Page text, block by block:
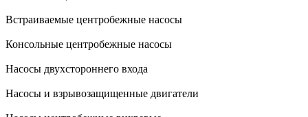
Встраиваемые центробежные насосы
Консольные центробежные насосы
Насосы двухстороннего входа
Насосы и взрывозащищенные двигатели